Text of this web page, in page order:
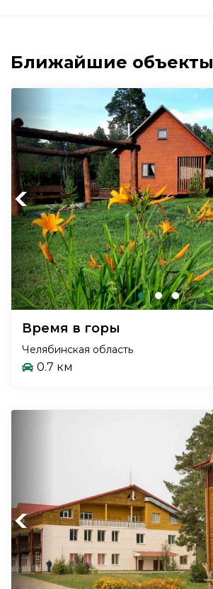
Ближайшие объекты
Previous
Время в горы
Челябинская область
0.7 км
Previous